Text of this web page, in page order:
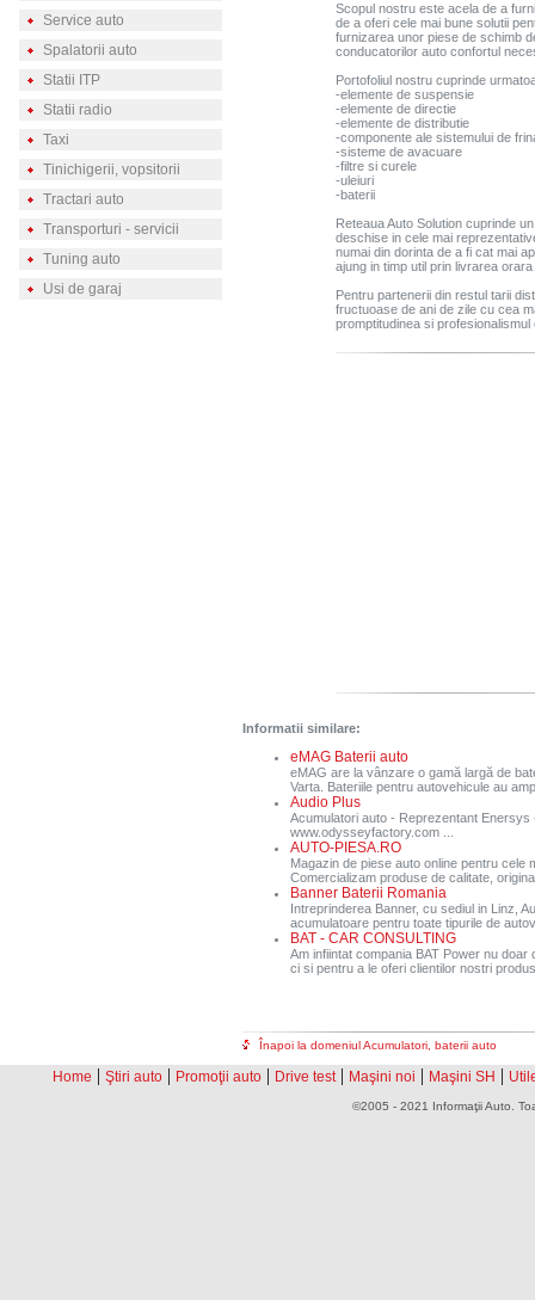
Service auto
Spalatorii auto
Statii ITP
Statii radio
Taxi
Tinichigerii, vopsitorii
Tractari auto
Transporturi - servicii
Tuning auto
Usi de garaj
Scopul nostru este acela de a
de a oferi cele mai bune solutii
furnizarea unor piese de schimb
conducatorilor auto confortul
Portofoliul nostru cuprinde
-elemente de suspensie
-elemente de directie
-elemente de distributie
-componente ale sistemului de
-sisteme de avacuare
-filtre si curele
-uleiuri
-baterii
Reteaua Auto Solution cuprinde
deschise in cele mai
numai din dorinta de a fi cat mai
ajung in timp util prin livrarea
Pentru partenerii din restul tarii
fructuoase de ani de zile cu cea
promptitudinea si profesionalismul
Informatii similare:
eMAG Baterii auto
eMAG are la vânzare o gamă largă de
Varta. Bateriile pentru autovehicule au
Audio Plus
Acumulatori auto - Reprezentant
www.odysseyfactory.com ...
AUTO-PIESA.RO
Magazin de piese auto online pentru cele
Comercializam produse de calitate,
Banner Baterii Romania
Intreprinderea Banner, cu sediul in Linz,
acumulatoare pentru toate tipurile de
BAT - CAR CONSULTING
Am infiintat compania BAT Power nu
ci si pentru a le oferi clientilor nostri
Înapoi la domeniul Acumulatori, baterii auto
Home | Ştiri auto | Promoţii auto | Drive test | Maşini noi | Maşini SH |
©2005 - 2021 Informaţii Auto.